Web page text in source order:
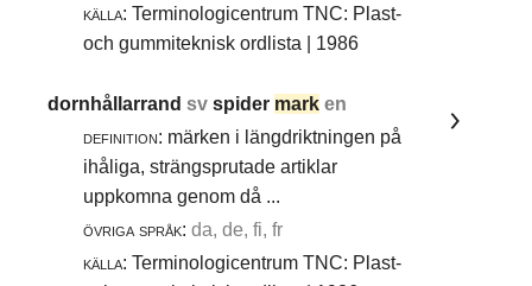
källa: Terminologicentrum TNC: Plast-
och gummiteknisk ordlista | 1986
dornhållarrandsvspider mark en
definition: märken i längdriktningen på
ihåliga, strängsprutade artiklar
uppkomna genom då ...
övriga språk: da, de, fi, fr
källa: Terminologicentrum TNC: Plast-